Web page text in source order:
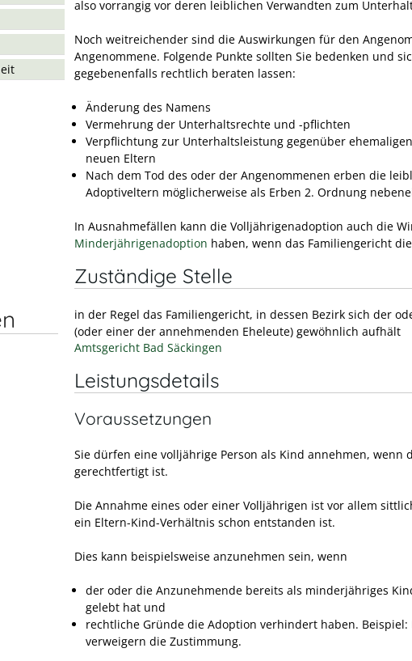
also vorrangig vor deren leiblichen Verwandten zum
Noch weitreichender sind die Auswirkungen für den
Angenommene. Folgende Punkte sollten Sie bedenken und
gegebenenfalls rechtlich beraten lassen:
Änderung des Namens
Vermehrung der Unterhaltsrechte und -pflichten
Verpflichtung zur Unterhaltsleistung gegenüber
neuen Eltern
Nach dem Tod des oder der Angenommenen erben die
Adoptiveltern möglicherweise als Erben 2. Ordnung
In Ausnahmefällen kann die Volljährigenadoption auch die
Minderjährigenadoption haben, wenn das Familiengericht
Zuständige Stelle
in der Regel das Familiengericht, in dessen Bezirk sich der
(oder einer der annehmenden Eheleute) gewöhnlich aufhält
Amtsgericht Bad Säckingen
Leistungsdetails
Voraussetzungen
Sie dürfen eine volljährige Person als Kind annehmen, wenn
gerechtfertigt ist.
Die Annahme eines oder einer Volljährigen ist vor allem
ein Eltern-Kind-Verhältnis schon entstanden ist.
Dies kann beispielsweise anzunehmen sein, wenn
der oder die Anzunehmende bereits als minderjähriges
gelebt hat und
rechtliche Gründe die Adoption verhindert haben.
verweigern die Zustimmung.